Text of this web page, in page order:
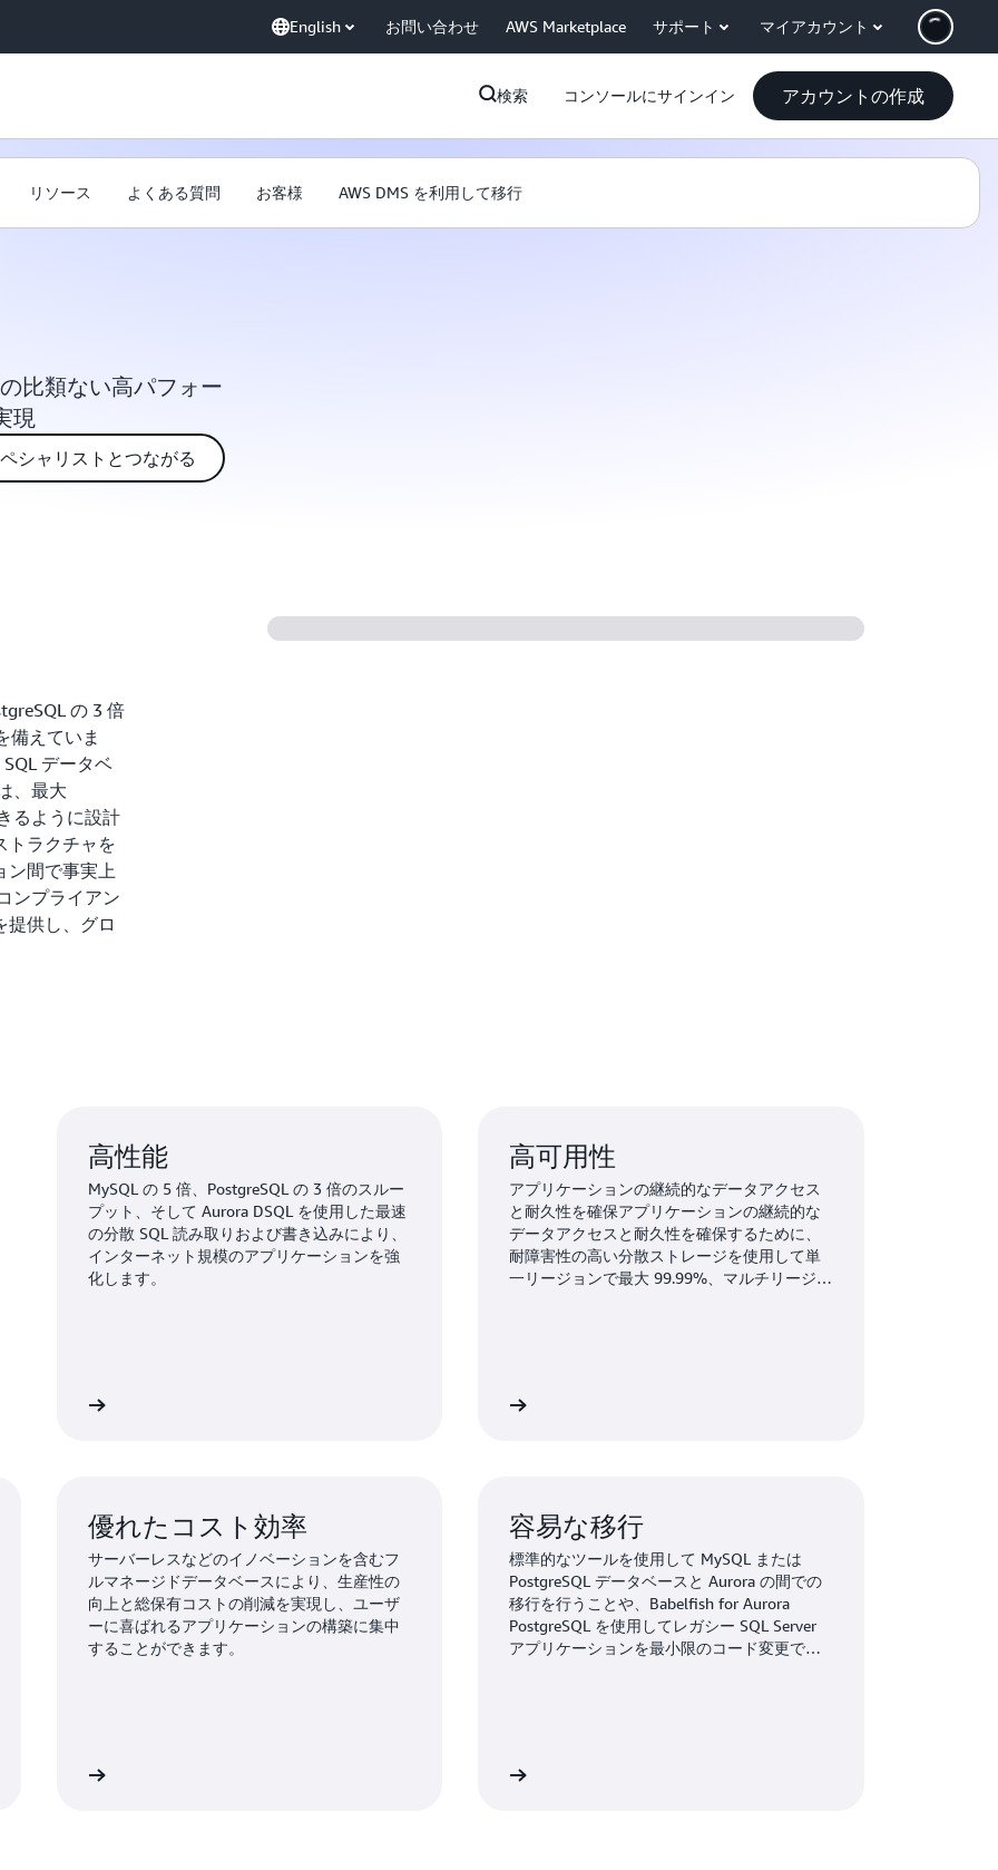
English お問い合わせ AWS Marketplace サポート マイアカウント
検索 コンソールにサインイン アカウントの作成
リソース よくある質問 お客様 AWS DMS を利用して移行
比類ない高パフォー
現
シャリストとつながる
の 3 倍
備えていま
データベ
、最大
るように設計
トラクチャを
ン間で事実上
ンプライアン
提供し、グロ
高性能
MySQL の 5 倍、PostgreSQL の 3 倍のスルー
プット、そして Aurora DSQL を使用した最速
の分散 SQL 読み取りおよび書き込みにより、
インターネット規模のアプリケーションを強
化します。
高可用性
アプリケーションの継続的なデータアクセス
と耐久性を確保アプリケーションの継続的な
データアクセスと耐久性を確保するために、
耐障害性の高い分散ストレージを使用して単
一リージョンで最大 99.99%、マルチリージョ
優れたコスト効率
サーバーレスなどのイノベーションを含むフ
ルマネージドデータベースにより、生産性の
向上と総保有コストの削減を実現し、ユーザ
ーに喜ばれるアプリケーションの構築に集中
することができます。
容易な移行
標準的なツールを使用して MySQL または
PostgreSQL データベースと Aurora の間での
移行を行うことや、Babelfish for Aurora
PostgreSQL を使用してレガシー SQL Server
アプリケーションを最小限のコード変更で実